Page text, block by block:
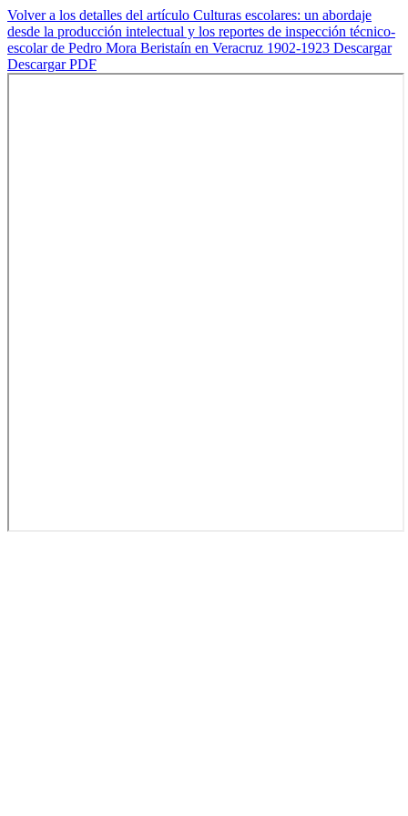
Volver a los detalles del artículo Culturas escolares: un abordaje
desde la producción intelectual y los reportes de inspección técnico-
escolar de Pedro Mora Beristaín en Veracruz 1902-1923 Descargar
Descargar PDF